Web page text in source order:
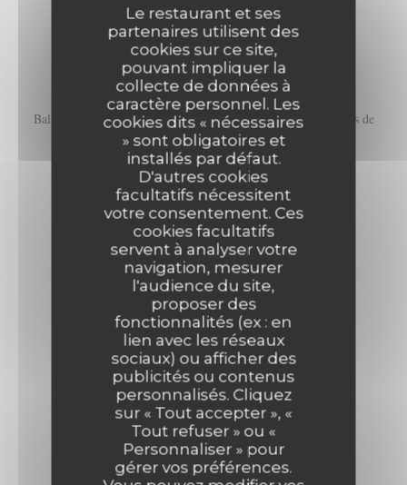
Le restaurant et ses
partenaires utilisent des
cookies sur ce site,
pouvant impliquer la
collecte de données à
caractère personnel. Les
cookies dits « nécessaires
» sont obligatoires et
installés par défaut.
D'autres cookies
facultatifs nécessitent
votre consentement. Ces
cookies facultatifs
servent à analyser votre
navigation, mesurer
l'audience du site,
proposer des
fonctionnalités (ex : en
lien avec les réseaux
sociaux) ou afficher des
publicités ou contenus
personnalisés. Cliquez
sur « Tout accepter », «
Tout refuser » ou «
Personnaliser » pour
gérer vos préférences.
27,00 EUR
VIANDES
Ballotine de volaille aux herbes, crème de parmesan et légumes de
saison
27,00 EUR
DESSERTS
Baba au rhum ambré
12,00 EUR
Café ou thé gourmand
11,00 EUR
Déclinaison de Glaces & Sorbets
10,00 EUR
Salade de fruits de saison
Les Chanteraines